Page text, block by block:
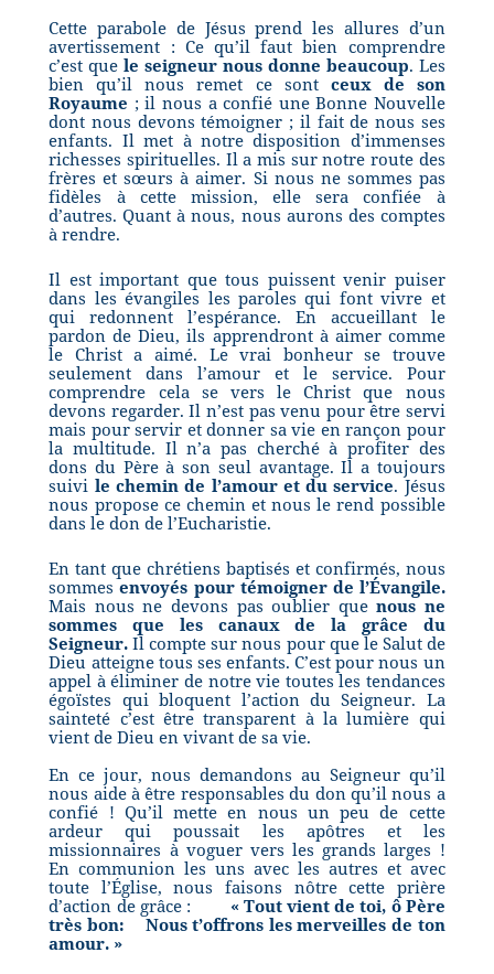
Cette parabole de Jésus prend les allures d’un
avertissement : Ce qu’il faut bien comprendre
c’est quele seigneur nous donne beaucoup. Les
bien qu’il nous remet ce sont ceux de son
Royaume ; il nous a confié une Bonne Nouvelle
dont nous devons témoigner ; il fait de nous ses
enfants. Il met à notre disposition d’immenses
richesses spirituelles. Il a mis sur notre route des
frères et sœurs à aimer. Si nous ne sommes pas
fidèles à cette mission, elle sera confiée à
d’autres. Quant à nous, nous aurons des comptes
à rendre.
Il est important que tous puissent venir puiser
dans les évangiles les paroles qui font vivre et
qui redonnent l’espérance. En accueillant le
pardon de Dieu, ils apprendront à aimer comme
le Christ a aimé. Le vrai bonheur se trouve
seulement dans l’amour et le service. Pour
comprendre cela se vers le Christ que nous
devons regarder. Il n’est pas venu pour être servi
mais pour servir et donner sa vie en rançon pour
la multitude. Il n’a pas cherché à profiter des
dons du Père à son seul avantage. Il a toujours
suivi le chemin de l’amour et du service. Jésus
nous propose ce chemin et nous le rend possible
dans le don de l’Eucharistie.
En tant que chrétiens baptisés et confirmés, nous
sommesenvoyés pour témoigner de l’Évangile.
Mais nous ne devons pas oublier quenous ne
sommes que les canaux de la grâce du
Seigneur. Il compte sur nous pour que le Salut de
Dieu atteigne tous ses enfants. C’est pour nous un
appel à éliminer de notre vie toutes les tendances
égoïstes qui bloquent l’action du Seigneur. La
sainteté c’est être transparent à la lumière qui
vient de Dieu en vivant de sa vie.
En ce jour, nous demandons au Seigneur qu’il
nous aide à être responsables du don qu’il nous a
confié ! Qu’il mette en nous un peu de cette
ardeur qui poussait les apôtres et les
missionnaires à voguer vers les grands larges !
En communion les uns avec les autres et avec
toute l’Église, nous faisons nôtre cette prière
d’action de grâce :
« Tout vient de toi, ô Père
très bon:
Nous t’offrons les merveilles de ton
amour. »